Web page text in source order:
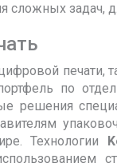
сложных задач,
печати,
по
решения
Технологии